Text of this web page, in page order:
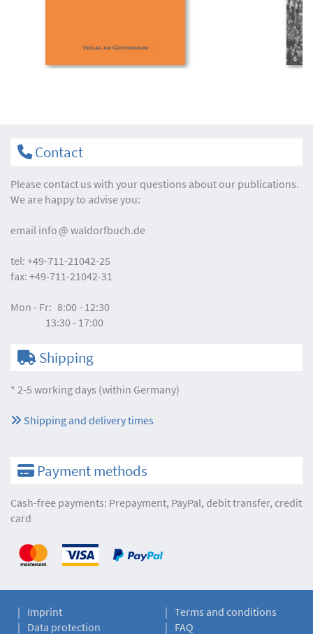
Contact
Please contact us with your questions about our publications.
We are happy to advise you:
email info waldorfbuch.de
tel: +49-711-21042-25
fax: +49-711-21042-31
Mon - Fr: 8:00 - 12:30
13:30 - 17:00
Shipping
* 2-5 working days (within Germany)
Shipping and delivery times
Payment methods
Cash-free payments: Prepayment, PayPal, debit transfer, credit
card
Imprint
Terms and conditions
Data protection
FAQ